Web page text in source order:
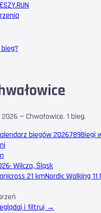
.RUN
— Chwałowice. 1 bieg.
biegów 2026789Biegi
· Wilcza, Śląsk
21 kmNordic Walking 11
i filtruj →